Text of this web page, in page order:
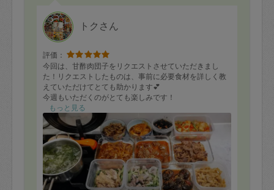
トクさん
評価：
今回は、甘酢肉団子をリクエストさせていただきまし
た！リクエストしたものは、事前に必要食材を詳しく教
えていただけてとても助かります💕
今週もいただくのがとても楽しみです！
またよろしくお願いいたします！
もっと見る